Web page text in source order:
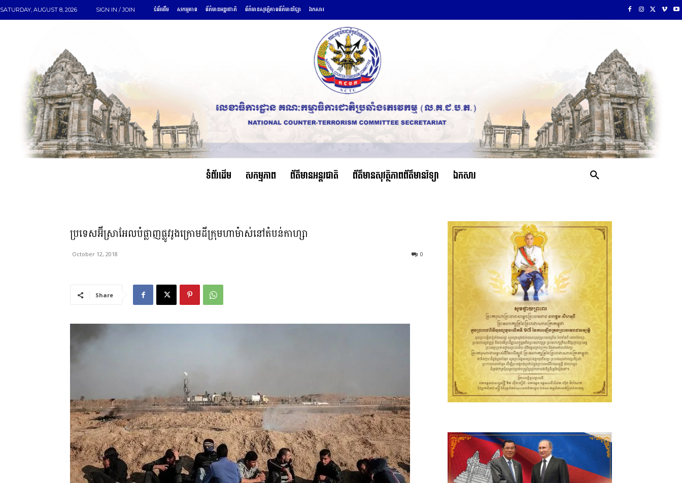
SATURDAY, AUGUST 8, 2026 SIGN IN / JOIN ទំព័រដើម សកម្មភាព ព័ត៌មានអន្តរជាតិ ព័ត៌មានសុវត្ថិភាពព័ត៌មានវិទ្យា ឯកសារ
ទំព័រដើម សកម្មភាព ព័ត៌មានអន្តរជាតិ ព័ត៌មានសុវត្ថិភាពព័ត៌មានវិទ្យា ឯកសារ
ប្រទេសអ៊ីស្រាអែលបំផ្លាញផ្លូវរូងក្រោមដីក្រុមហាម៉ាស់នៅតំបន់កាហ្សា
October 12, 2018 0
Share